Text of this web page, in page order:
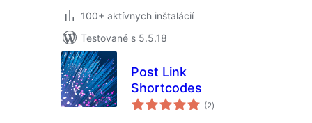
100+ aktívnych inštalácií
Testované s 5.5.18
Post Link
Shortcodes
(2celkové
hodnotenie
)